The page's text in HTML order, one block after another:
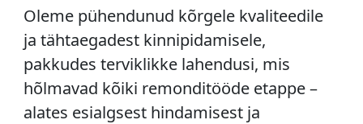
Oleme pühendunud kõrgele kvaliteedile
ja tähtaegadest kinnipidamisele,
pakkudes terviklikke lahendusi, mis
hõlmavad kõiki remonditööde etappe –
alates esialgsest hindamisest ja